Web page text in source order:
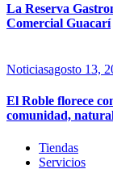
La Reserva
Comercial Guacarí
Noticiasagosto 13,
El Roble florece
comunidad,
Tiendas
Servicios